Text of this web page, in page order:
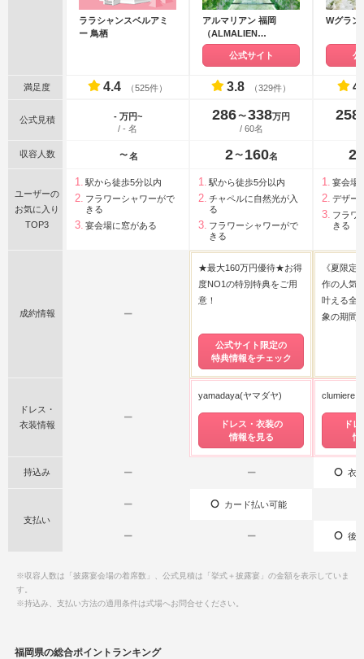
ララシャンスベルアミ
ー 鳥栖
アルマリアン 福岡
（ALMALIEN
FUKUOKA）
公式サイト
Wグラン
公
満足度 4.4 （525件） 3.8 （329件）
公式見積
- 万円~
/ - 名
286〜338万円
/ 60名
258
収容人数 〜 名 2 〜 160名 2
ユーザーの
お気に入り
TOP3
駅から徒歩5分以内
フラワーシャワーがで
きる
宴会場に窓がある
駅から徒歩5分以内
チャペルに自然光が入
る
フラワーシャワーがで
きる
宴会場
デザー
フラワ
きる
成約情報 ー
★最大160万円優待★お得
度NO1の特別特典をご用
意！
公式サイト限定の
特典情報をチェック
《夏限定
作の人気
叶える全
象の期間
ドレス・
衣装情報
ー
yamadaya(ヤマダヤ)
ドレス・衣装の
情報を見る
clumiere
ド
情
持込み ー ー 衣
支払い
ー カード払い可能
ー ー 後
※収容人数は「披露宴会場の着席数」、公式見積は「挙式＋披露宴」の金額を表示していま
す。
※持込み、支払い方法の適用条件は式場へお問合せください。
福岡県の総合ポイントランキング